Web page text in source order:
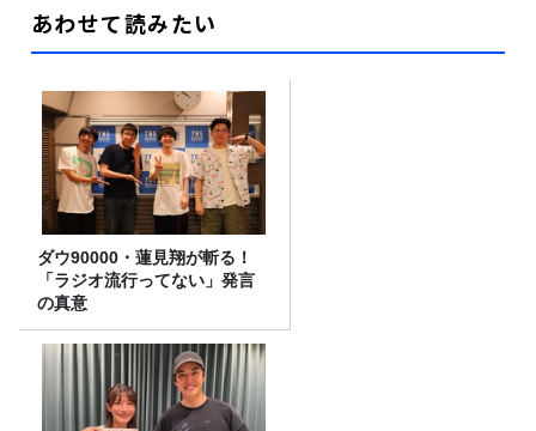
あわせて読みたい
ダウ90000・蓮見翔が斬る！
「ラジオ流行ってない」発言
の真意